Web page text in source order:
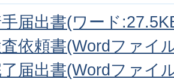
届出書(ワード
依頼書(Wordファイ
届出書(Wordファイ